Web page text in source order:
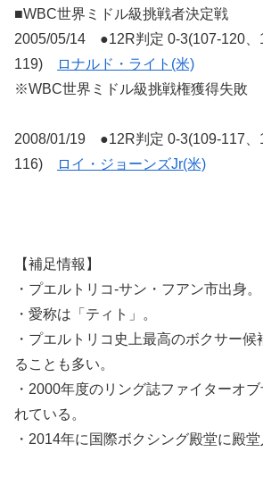
■WBC世界ミドル級挑戦者決定戦
2005/05/14 ●12R判定 0-3(107-120、
119)
ロナルド・ライト(米)
※WBC世界ミドル級挑戦権獲得失敗
2008/01/19 ●12R判定 0-3(109-117、
116)
ロイ・ジョーンズJr(米)
【補足情報】
・プエルトリコ-サン・フアン市出身。
・愛称は「ティト」。
・プエルトリコ史上最高のボクサー
ることも多い。
・2000年度のリング誌ファイターオ
れている。
・2014年に国際ボクシング殿堂に殿堂